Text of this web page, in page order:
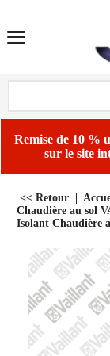
Remise de 10 %
sur le site
<< Retour
Chaudière au sol
Isolant Chaudière